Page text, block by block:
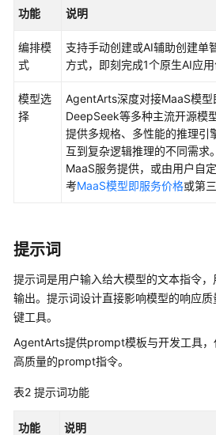
明
低
代
开
发
低
代
应
用
开
流
功能 说明
编排模
式
支持手动创建或AI辅助创建单
方式，即刻完成1个原生AI应用
模型选
择
AgentArts深度对接MaaS模型
DeepSeek等多种主流开源模
提供多规格、多性能的推理引
互到复杂逻辑推理的不同需求
MaaS服务提供，或由用户自
考MaaS模型即服务价格或第
提示词
提示词是用户输入给大模型的文本指令
输出。提示词设计直接影响模型的响应
键工具。
AgentArts提供prompt模板与开发工具，
高质量的prompt指令。
表2 提示词功能
功能 说明